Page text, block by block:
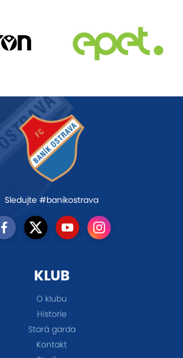
Sledujte #banikostrava
KLUB
O klubu
Historie
Stará garda
Kontakt